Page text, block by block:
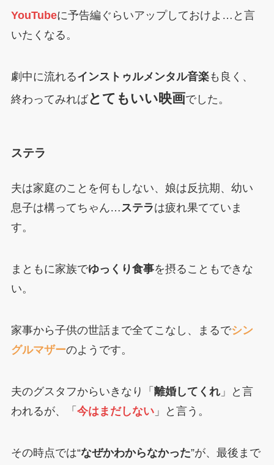
YouTubeに予告編ぐらいアップしておけよ…と言
いたくなる。
劇中に流れるインストゥルメンタル音楽も良く、
終わってみればとてもいい映画でした。
ステラ
夫は家庭のことを何もしない、娘は反抗期、幼い
息子は構ってちゃん…ステラは疲れ果てていま
す。
まともに家族でゆっくり食事を摂ることもできな
い。
家事から子供の世話まで全てこなし、まるでシン
グルマザーのようです。
夫のグスタフからいきなり「 離婚してくれ」と言
われるが、「 今はまだしない」と言う。
その時点では“なぜかわからなかった”が、最後まで